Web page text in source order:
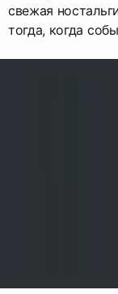
свежая
тогда, когда